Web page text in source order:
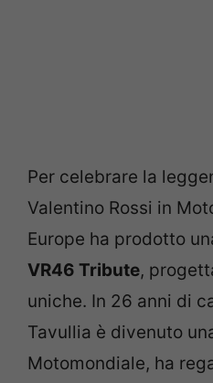
Per celebrare la
Valentino Rossi in
Europe ha prodotto
VR46 Tribute,
uniche. In 26 anni di
Tavullia è divenuto
Motomondiale, ha